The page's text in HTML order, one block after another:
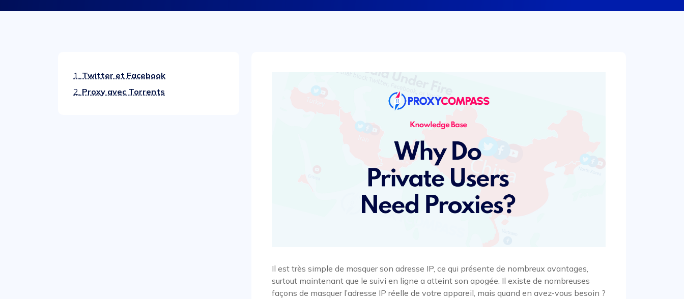
1. Twitter et Facebook
2. Proxy avec Torrents
Il est très simple de masquer son adresse IP, ce qui présente de nombreux avantages,
surtout maintenant que le suivi en ligne a atteint son apogée. Il existe de nombreuses
façons de masquer l’adresse IP réelle de votre appareil, mais quand en avez-vous besoin ?